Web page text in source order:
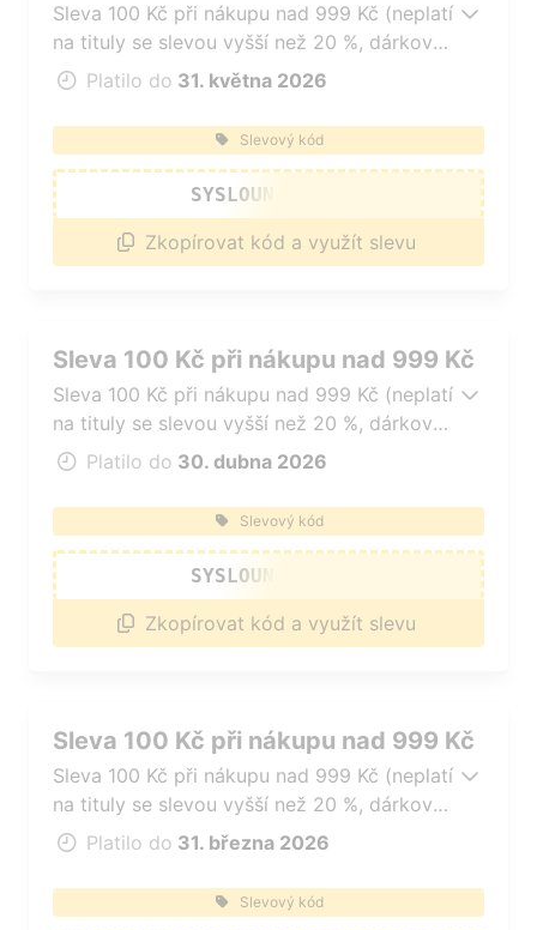
Sleva 100 Kč při nákupu nad 999 Kč (neplatí
na tituly se slevou vyšší než 20 %, dárkové
poukazy, čtečky e-knih a tituly v akci typu
Platilo do 31. května 2026
Slevový kód
SYSLOUN47AFKD
Zkopírovat kód a využít slevu
Sleva 100 Kč při nákupu nad 999 Kč
Sleva 100 Kč při nákupu nad 999 Kč (neplatí
na tituly se slevou vyšší než 20 %, dárkové
poukazy, čtečky e-knih a tituly v akci typu
Platilo do 30. dubna 2026
Slevový kód
SYSLOUN46AFKD
Zkopírovat kód a využít slevu
Sleva 100 Kč při nákupu nad 999 Kč
Sleva 100 Kč při nákupu nad 999 Kč (neplatí
na tituly se slevou vyšší než 20 %, dárkové
poukazy, čtečky e-knih a tituly v akci typu
Platilo do 31. března 2026
Slevový kód